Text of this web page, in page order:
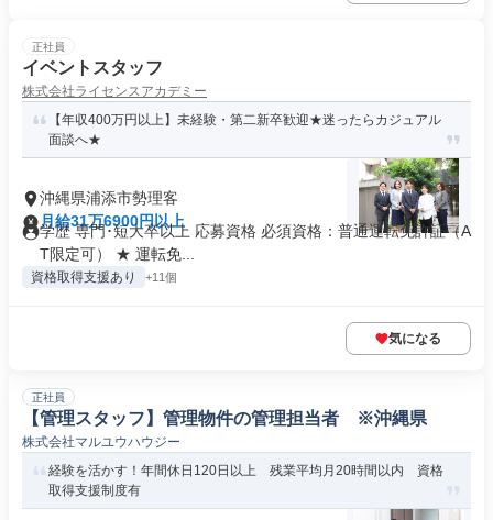
正社員
イベントスタッフ
株式会社ライセンスアカデミー
【年収400万円以上】未経験・第二新卒歓迎★迷ったらカジュアル
面談へ★
沖縄県浦添市勢理客
月給31万6900円以上
学歴 専門･短大卒以上 応募資格 必須資格：普通運転免許証（A
T限定可） ★ 運転免...
資格取得支援あり +11個
気になる
正社員
【管理スタッフ】管理物件の管理担当者 ※沖縄県
株式会社マルユウハウジー
経験を活かす！年間休日120日以上 残業平均月20時間以内 資格
取得支援制度有